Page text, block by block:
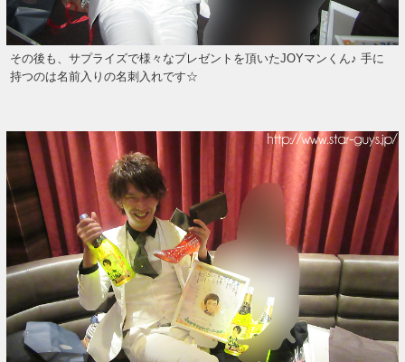
その後も、サプライズで様々なプレゼントを頂いたJOYマンくん♪ 手に
持つのは名前入りの名刺入れです☆